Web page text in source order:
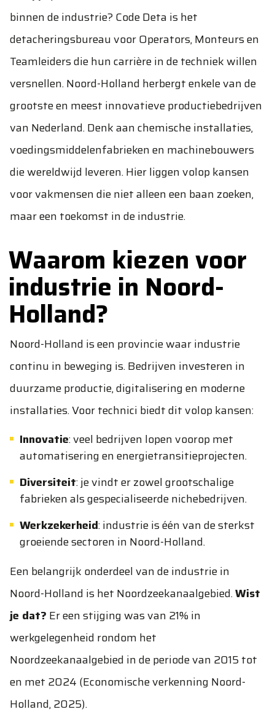
binnen de industrie? Code Deta is het
detacheringsbureau voor Operators, Monteurs en
Teamleiders die hun carrière in de techniek willen
versnellen. Noord-Holland herbergt enkele van de
grootste en meest innovatieve productiebedrijven
van Nederland. Denk aan chemische installaties,
voedingsmiddelenfabrieken en machinebouwers
die wereldwijd leveren. Hier liggen volop kansen
voor vakmensen die niet alleen een baan zoeken,
maar een toekomst in de industrie.
Waarom kiezen voor
industrie in Noord-
Holland?
Noord-Holland is een provincie waar industrie
continu in beweging is. Bedrijven investeren in
duurzame productie, digitalisering en moderne
installaties. Voor technici biedt dit volop kansen:
Innovatie: veel bedrijven lopen voorop met
automatisering en energietransitieprojecten.
Diversiteit: je vindt er zowel grootschalige
fabrieken als gespecialiseerde nichebedrijven.
Werkzekerheid: industrie is één van de sterkst
groeiende sectoren in Noord-Holland.
Een belangrijk onderdeel van de industrie in
Noord-Holland is het Noordzeekanaalgebied.Wist
je dat? Er een stijging was van 21% in
werkgelegenheid rondom het
Noordzeekanaalgebied in de periode van 2015 tot
en met 2024 (Economische verkenning Noord-
Holland, 2025).